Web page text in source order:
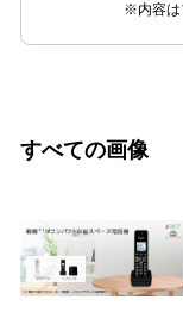
※内容は
すべての画像